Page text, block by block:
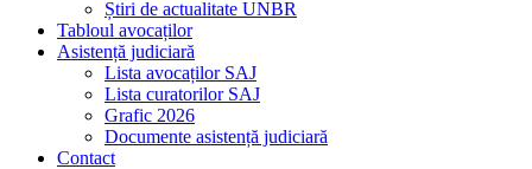
Știri de actualitate UNBR
Tabloul avocaților
Asistență judiciară
Lista avocaților SAJ
Lista curatorilor SAJ
Grafic 2026
Documente asistență judiciară
Contact